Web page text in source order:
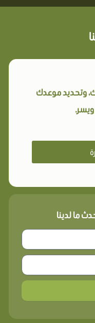
وتحديد موعدك
ما لدينا